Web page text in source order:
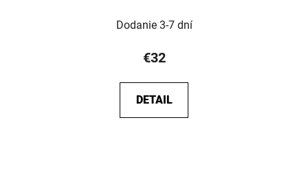
Dodanie 3-7 dní
€32
DETAIL